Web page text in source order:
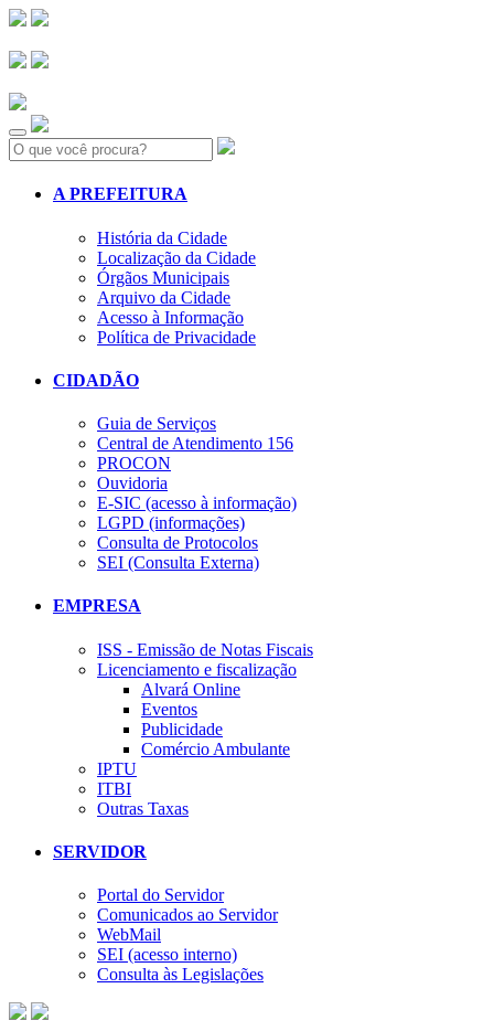
Search:
A PREFEITURA
História da Cidade
Localização da Cidade
Órgãos Municipais
Arquivo da Cidade
Acesso à Informação
Política de Privacidade
CIDADÃO
Guia de Serviços
Central de Atendimento 156
PROCON
Ouvidoria
E-SIC (acesso à informação)
LGPD (informações)
Consulta de Protocolos
SEI (Consulta Externa)
EMPRESA
ISS - Emissão de Notas Fiscais
Licenciamento e fiscalização
Alvará Online
Eventos
Publicidade
Comércio Ambulante
IPTU
ITBI
Outras Taxas
SERVIDOR
Portal do Servidor
Comunicados ao Servidor
WebMail
SEI (acesso interno)
Consulta às Legislações